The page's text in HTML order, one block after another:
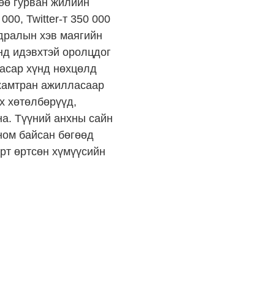
гурван жилийн
Twitter-т 350 000
хэв маягийн
идэвхтэй оролцдог
хүнд нөхцөлд
ажилласаар
хөтөлбөрүүд,
Түүний анхны сайн
байсан бөгөөд
өртсөн хүмүүсийн